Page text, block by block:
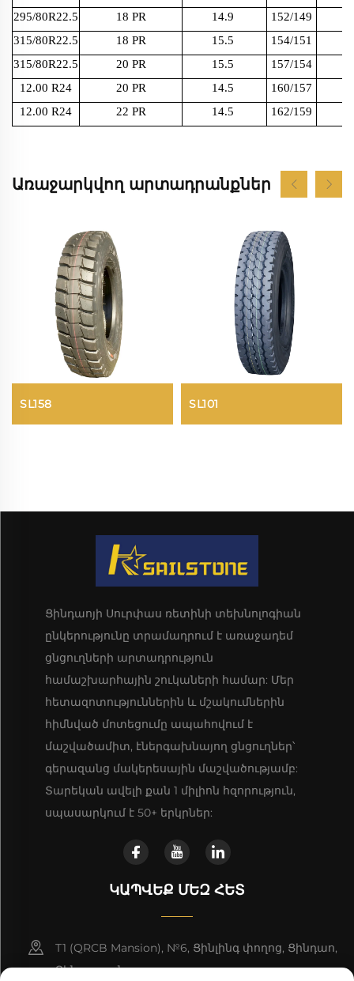
295/80R22.5
18 PR 14.9 152/149
315/80R22.5
18 PR 15.5 154/151
315/80R22.5
20 PR 15.5 157/154
12.00 R24
20 PR 14.5 160/157
12.00 R24
22 PR 14.5 162/159
Առաջարկվող արտադրանքներ
SL158 SL101
Ցինդաոյի Սուրփաս ռետինի տեխնոլոգիան
ընկերությունը տրամադրում է առաջադեմ
ցնցուղների արտադրություն
համաշխարհային շուկաների համար: Մեր
հետազոտություններին և մշակումներին
հիմնված մոտեցումը ապահովում է
մաշվածամիտ, էներգախնայող ցնցուղներ՝
գերազանց մակերեսային մաշվածությամբ:
Տարեկան ավելի քան 1 միլիոն հզորություն,
սպասարկում է 50+ երկրներ:
ԿԱՊՎԵՔ ՄԵԶ ՀԵՏ
T1 (QRCB Mansion), №6, Ցինլինգ փողոց, Ցինդաո,
Չինաստան